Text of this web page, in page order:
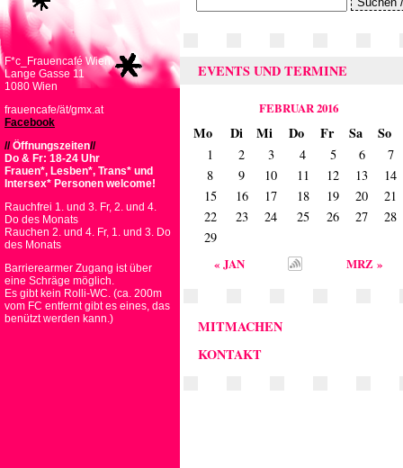
EVENTS UND TERMINE
FEBRUAR 2016
Mo Di Mi Do Fr Sa So
1 2 3 4 5 6
7
8
9 10 11 12 13
14
15
16 17 18 19 20
21
22
23 24 25 26 27
28
29
« JAN MRZ »
MITMACHEN
KONTAKT
F*c_Frauencafé Wien
Lange Gasse 11
1080 Wien
frauencafe/ät/gmx.at
Facebook
//Öffnungszeiten//
Do & Fr: 18-24 Uhr
Frauen*, Lesben*, Trans* und
Intersex* Personen welcome!
Rauchfrei 1. und 3. Fr, 2. und 4.
Do des Monats
Rauchen 2. und 4. Fr, 1. und 3. Do
des Monats
Barrierearmer Zugang ist über
eine Schräge möglich.
Es gibt kein Rolli-WC. (ca. 200m
vom FC entfernt gibt es eines, das
benützt werden kann.)